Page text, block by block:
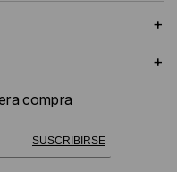
+
+
compra
SUSCRIBIRSE